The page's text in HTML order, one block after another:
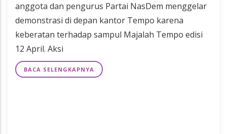
anggota dan pengurus Partai NasDem menggelar
demonstrasi di depan kantor Tempo karena
keberatan terhadap sampul Majalah Tempo edisi
12 April. Aksi
BACA SELENGKAPNYA